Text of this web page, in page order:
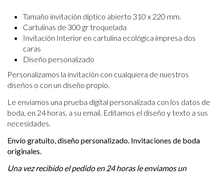
Tamaño invitación díptico abierto 310 x 220 mm.
Cartulinas de 300 gr troquelada
Invitación Interior en cartulina ecológica impresa dos
caras
Diseño personalizado
Personalizamos la invitación con cualquiera de nuestros
diseños o con un diseño propio.
Le enviamos una prueba digital personalizada con los datos de
boda, en 24 horas, a su email. Editamos el diseño y texto a sus
necesidades.
Envío gratuito, diseño personalizado. Invitaciones de boda
originales.
Una vez recibido el pedido en 24 horas le enviamos un